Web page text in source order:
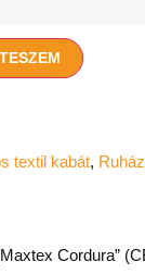
textil kabát,
Cordura”